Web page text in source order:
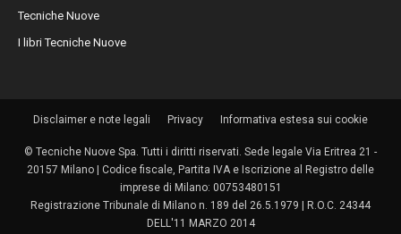
Tecniche Nuove
I libri Tecniche Nuove
Disclaimer e note legali Privacy Informativa estesa sui cookie
© Tecniche Nuove Spa. Tutti i diritti riservati. Sede legale Via Eritrea 21 -
20157 Milano | Codice fiscale, Partita IVA e Iscrizione al Registro delle
imprese di Milano: 00753480151
Registrazione Tribunale di Milano n. 189 del 26.5.1979 | R.O.C. 24344
DELL'11 MARZO 2014